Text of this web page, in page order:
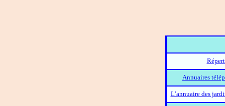
Annuaires
L’annuaire des